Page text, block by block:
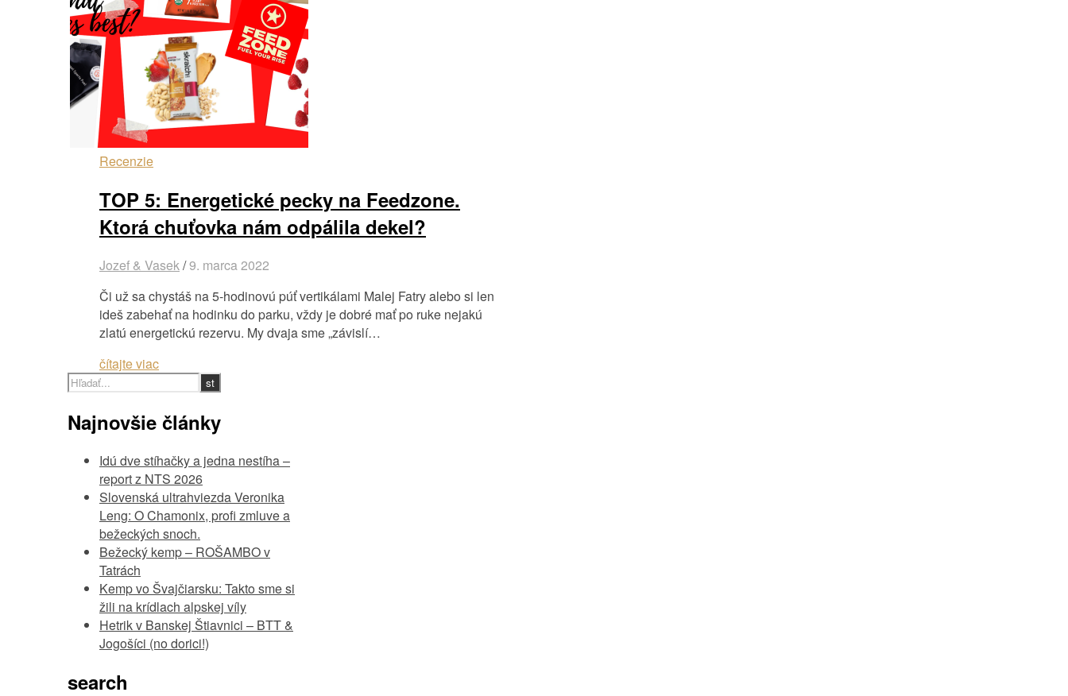
Recenzie
TOP 5: Energetické pecky na Feedzone.
Ktorá chuťovka nám odpálila dekel?
Jozef & Vasek/9. marca 2022
Či už sa chystáš na 5-hodinovú púť vertikálami Malej Fatry alebo si len
ideš zabehať na hodinku do parku, vždy je dobré mať po ruke nejakú
zlatú energetickú rezervu. My dvaja sme „závislí…
čítajte viac
Najnovšie články
Idú dve stíhačky a jedna nestíha –
report z NTS 2026
Slovenská ultrahviezda Veronika
Leng: O Chamonix, profi zmluve a
bežeckých snoch.
Bežecký kemp – ROŠAMBO v
Tatrách
Kemp vo Švajčiarsku: Takto sme si
žili na krídlach alpskej víly
Hetrik v Banskej Štiavnici – BTT &
Jogošíci (no dorici!)
search